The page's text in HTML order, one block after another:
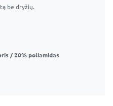
be dryžių.
/ 20% poliamidas